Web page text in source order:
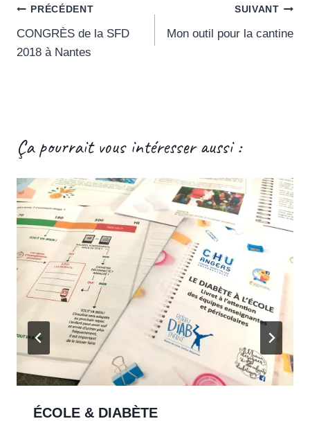
Navigation
de
PRÉCÉDENT
CONGRÈS de la SFD
2018 à Nantes
SUIVANT
Mon outil pour la cantine
Ça pourrait vous intéresser aussi :
ÉCOLE & DIABÈTE